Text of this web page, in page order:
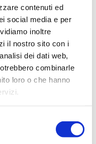
contenuti ed
social media e per
inoltre
il nostro sito con i
dei dati web,
combinarle
loro o che hanno
Clienti
Ltd.